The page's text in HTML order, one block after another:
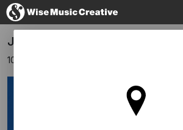
site
JOBY TALBOT Scores TOUS
10 janvier 2017